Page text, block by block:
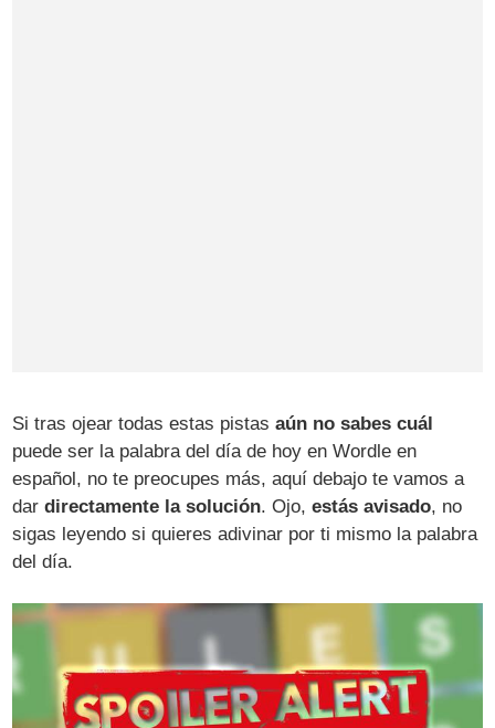
Si tras ojear todas estas pistasaún no sabes cuál
puede ser la palabra del día de hoy en Wordle en
español, no te preocupes más, aquí debajo te vamos a
dardirectamente la solución. Ojo,estás avisado, no
sigas leyendo si quieres adivinar por ti mismo la palabra
del día.